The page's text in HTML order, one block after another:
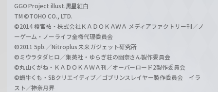
GGO Project illust.黒星紅白
TM ©TOHO CO., LTD.
©2014 榎宮祐・株式会社ＫＡＤＯＫＡＷＡ メディアファクトリー刊／ノ
ーゲーム・ノーライフ全権代理委員会
©2011 5pb.／Nitroplus 未来ガジェット研究所
©ミウラタダヒロ／集英社・ゆらぎ荘の幽奈さん製作委員会
©丸山くがね・ＫＡＤＯＫＡＷＡ刊／オーバーロード2製作委員会
©蝸牛くも・SBクリエイティブ／ゴブリンスレイヤー製作委員会 イラ
スト／神奈月昇